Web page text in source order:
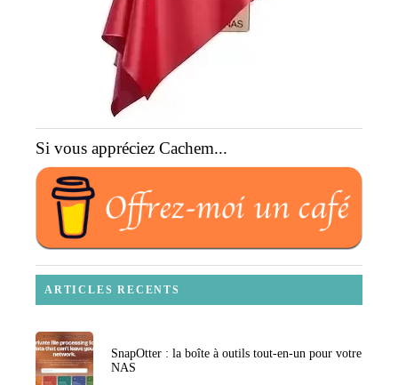
Si vous appréciez Cachem...
ARTICLES RECENTS
SnapOtter : la boîte à outils tout-en-un pour votre
NAS